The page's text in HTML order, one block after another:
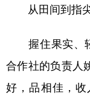
从田间到指
握住果实、轻
合作社的负责人
好，品相佳，